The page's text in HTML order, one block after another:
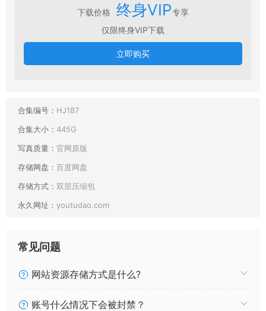
下载价格 终身VIP专享
仅限终身VIP下载
立即购买
合集编号： HJ187
合集大小： 445G
写真质量： 官网原版
存储网盘： 百度网盘
存储方式： 双层压缩包
永久网址： youtudao.com
常见问题
网站资源存储方式是什么?
账号什么情况下会被封禁？